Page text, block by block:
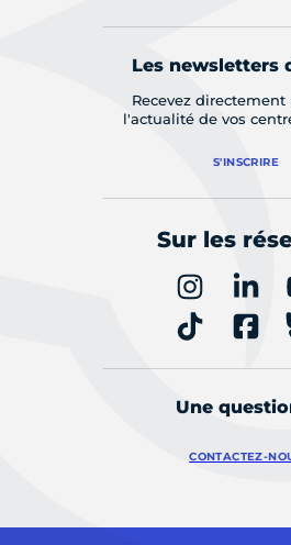
Les newsletters
Recevez
l'actualité de vos
S'INSCRIRE
Sur les
Une
CONTACTEZ-